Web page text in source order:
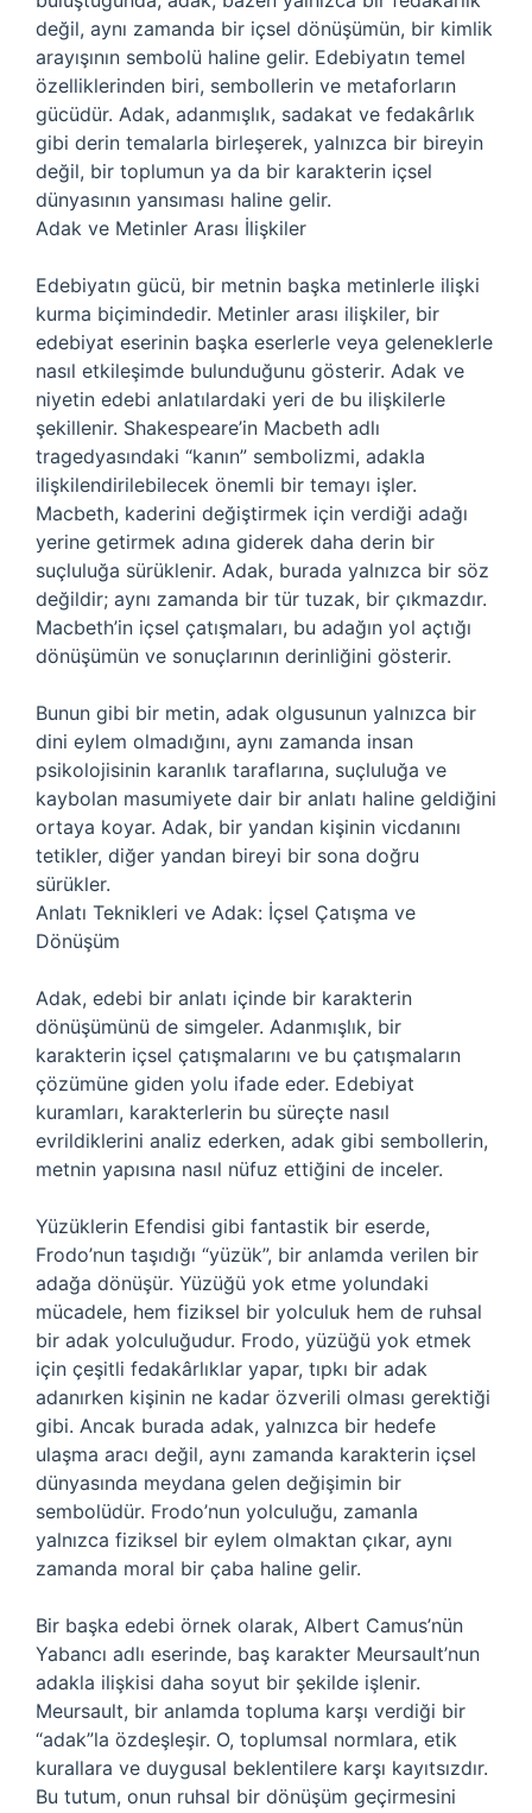
değil, aynı zamanda bir içsel dönüşümün, bir kimlik
arayışının sembolü haline gelir. Edebiyatın temel
özelliklerinden biri, sembollerin ve metaforların
gücüdür. Adak, adanmışlık, sadakat ve fedakârlık
gibi derin temalarla birleşerek, yalnızca bir bireyin
değil, bir toplumun ya da bir karakterin içsel
dünyasının yansıması haline gelir.
Adak ve Metinler Arası İlişkiler
Edebiyatın gücü, bir metnin başka metinlerle ilişki
kurma biçimindedir. Metinler arası ilişkiler, bir
edebiyat eserinin başka eserlerle veya geleneklerle
nasıl etkileşimde bulunduğunu gösterir. Adak ve
niyetin edebi anlatılardaki yeri de bu ilişkilerle
şekillenir. Shakespeare’in Macbeth adlı
tragedyasındaki “kanın” sembolizmi, adakla
ilişkilendirilebilecek önemli bir temayı işler.
Macbeth, kaderini değiştirmek için verdiği adağı
yerine getirmek adına giderek daha derin bir
suçluluğa sürüklenir. Adak, burada yalnızca bir söz
değildir; aynı zamanda bir tür tuzak, bir çıkmazdır.
Macbeth’in içsel çatışmaları, bu adağın yol açtığı
dönüşümün ve sonuçlarının derinliğini gösterir.
Bunun gibi bir metin, adak olgusunun yalnızca bir
dini eylem olmadığını, aynı zamanda insan
psikolojisinin karanlık taraflarına, suçluluğa ve
kaybolan masumiyete dair bir anlatı haline geldiğini
ortaya koyar. Adak, bir yandan kişinin vicdanını
tetikler, diğer yandan bireyi bir sona doğru
sürükler.
Anlatı Teknikleri ve Adak: İçsel Çatışma ve
Dönüşüm
Adak, edebi bir anlatı içinde bir karakterin
dönüşümünü de simgeler. Adanmışlık, bir
karakterin içsel çatışmalarını ve bu çatışmaların
çözümüne giden yolu ifade eder. Edebiyat
kuramları, karakterlerin bu süreçte nasıl
evrildiklerini analiz ederken, adak gibi sembollerin,
metnin yapısına nasıl nüfuz ettiğini de inceler.
Yüzüklerin Efendisi gibi fantastik bir eserde,
Frodo’nun taşıdığı “yüzük”, bir anlamda verilen bir
adağa dönüşür. Yüzüğü yok etme yolundaki
mücadele, hem fiziksel bir yolculuk hem de ruhsal
bir adak yolculuğudur. Frodo, yüzüğü yok etmek
için çeşitli fedakârlıklar yapar, tıpkı bir adak
adanırken kişinin ne kadar özverili olması gerektiği
gibi. Ancak burada adak, yalnızca bir hedefe
ulaşma aracı değil, aynı zamanda karakterin içsel
dünyasında meydana gelen değişimin bir
sembolüdür. Frodo’nun yolculuğu, zamanla
yalnızca fiziksel bir eylem olmaktan çıkar, aynı
zamanda moral bir çaba haline gelir.
Bir başka edebi örnek olarak, Albert Camus’nün
Yabancı adlı eserinde, baş karakter Meursault’nun
adakla ilişkisi daha soyut bir şekilde işlenir.
Meursault, bir anlamda topluma karşı verdiği bir
“adak”la özdeşleşir. O, toplumsal normlara, etik
kurallara ve duygusal beklentilere karşı kayıtsızdır.
Bu tutum, onun ruhsal bir dönüşüm geçirmesini